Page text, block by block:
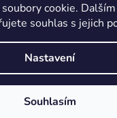
cookie.
souhlas s jejich
Nastavení
Souhlasím
ověřování recenzí
Vytvořil Shoptet